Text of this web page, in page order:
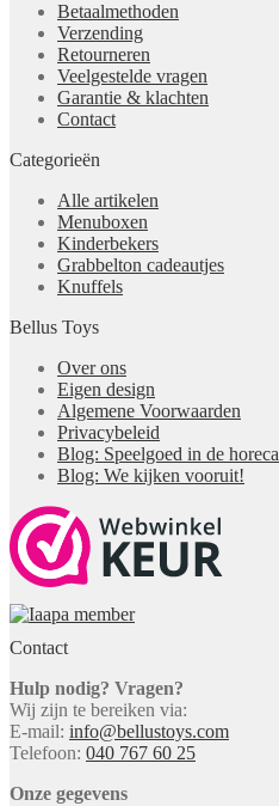
Betaalmethoden
Verzending
Retourneren
Veelgestelde vragen
Garantie & klachten
Contact
Categorieën
Alle artikelen
Menuboxen
Kinderbekers
Grabbelton cadeautjes
Knuffels
Bellus Toys
Over ons
Eigen design
Algemene Voorwaarden
Privacybeleid
Blog: Speelgoed in de
Blog: We kijken vooruit!
Contact
Hulp nodig? Vragen?
Wij zijn te bereiken via:
E-mail: info@bellustoys.com
Telefoon: 040 767 60 25
Onze gegevens